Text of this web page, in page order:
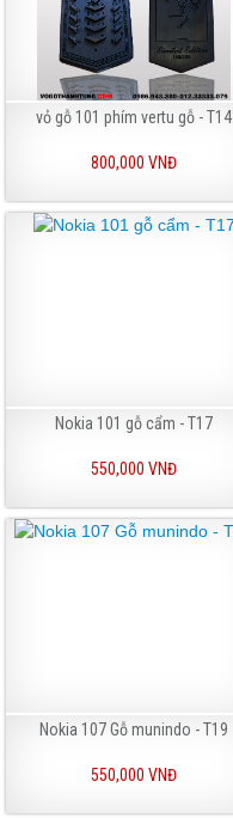
vỏ gỗ 101 phím vertu gỗ - T14
800,000 VNĐ
Nokia 101 gỗ cẩm - T17
550,000 VNĐ
Nokia 107 Gỗ munindo - T19
550,000 VNĐ